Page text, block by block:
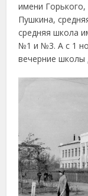
имени
Пушкина,
средняя школа
№1 и №3. А с 1
вечерние школы